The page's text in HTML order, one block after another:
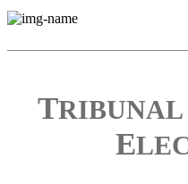
TRIBUNAL
E